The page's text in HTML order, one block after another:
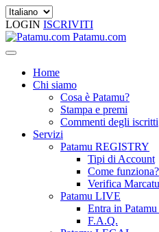
LOGIN ISCRIVITI
Patamu.com
Home
Chi siamo
Cosa è Patamu?
Stampa e premi
Commenti degli iscritti
Servizi
Patamu REGISTRY
Tipi di Account
Come funziona?
Verifica
Patamu LIVE
Entra in
F.A.Q.